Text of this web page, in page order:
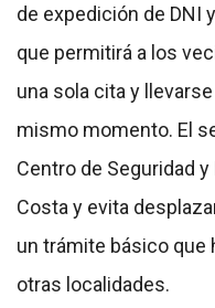
de expedición de DNI
que permitirá a los
una sola cita y
mismo momento. El
Centro de Seguridad
Costa y evita
un trámite básico que
otras localidades.